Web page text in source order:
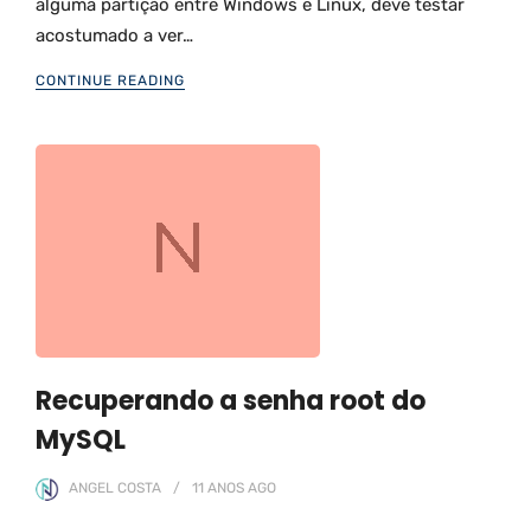
alguma partição entre Windows e Linux, deve testar
acostumado a ver…
CONTINUE READING
Recuperando a senha root do
MySQL
ANGEL COSTA 11 ANOS AGO